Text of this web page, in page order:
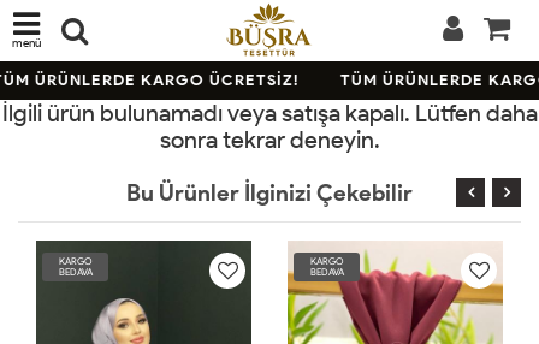
menü
ÜRÜNLERDE KARGO ÜCRETSİZ! TÜM ÜRÜNLERDE
İlgili ürün bulunamadı veya satışa kapalı. Lütfen daha
sonra tekrar deneyin.
Bu Ürünler İlginizi Çekebilir
BEDAVA